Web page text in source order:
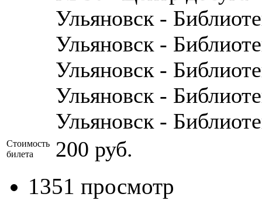
Ульяновск -
Ульяновск -
Ульяновск -
Ульяновск -
Ульяновск -
Стоимость
билета
200 руб.
1351 просмотр